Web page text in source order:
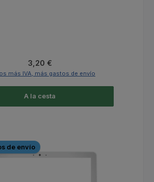
Precio normal:
3,20 €
más IVA, más gastos de envío
A la cesta
de productos
de envío